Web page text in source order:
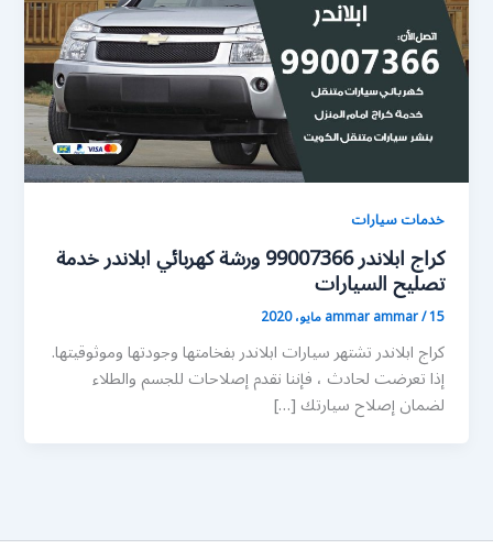
خدمات سيارات
كراج ابلاندر 99007366 ورشة كهربائي ابلاندر خدمة
تصليح السيارات
ammar ammar/15 مايو، 2020
كراج ابلاندر تشتهر سيارات ابلاندر بفخامتها وجودتها وموثوقيتها.
إذا تعرضت لحادث ، فإننا نقدم إصلاحات للجسم والطلاء
لضمان إصلاح سيارتك […]